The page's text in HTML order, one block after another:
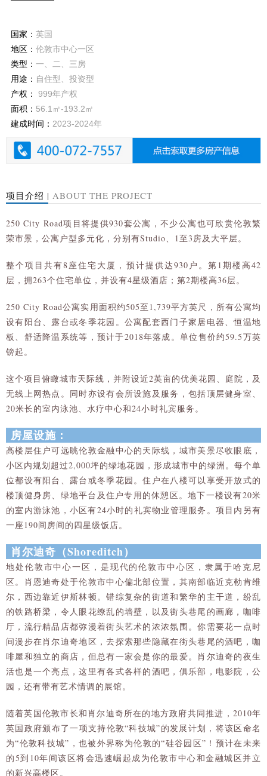
国家： 英国
地区： 伦敦市中心一区
类型： 一、二、三房
用途： 自住型、投资型
产权：
999年产权
面积： 56.1㎡-193.2㎡
建成时间： 2023-2024年
项目介绍 | ABOUT THE PROJECT
250 City Road项目将提供930套公寓，不少公寓也可欣赏伦敦繁
荣市景，公寓户型多元化，分别有Studio、1至3房及大平层。
整个项目共有8座住宅大厦，预计提供达930户。第1期楼高42
层，拥263个住宅单位，并设有4星级酒店；第2期楼高36层。
250 City Road公寓实用面积约505至1,739平方英尺，所有公寓均
设有阳台、露台或冬季花园。公寓配套西门子家居电器、恒温地
板、舒适降温系统等，预计于2018年落成。单位售价约59.5万英
镑起。
这个项目俯瞰城市天际线，并附设近2英亩的优美花园、庭院，及
无线上网热点。同时亦设有会所设施及服务，包括顶层健身室、
20米长的室内泳池、水疗中心和24小时礼宾服务。
房屋设施：
高楼层住户可远眺伦敦金融中心的天际线，城市美景尽收眼底，
小区内规划超过2,000坪的绿地花园，形成城市中的绿洲。每个单
位都设有阳台、露台或冬季花园。住户在八楼可以享受开放式的
楼顶健身房、绿地平台及住户专用的休憩区。地下一楼设有20米
的室内游泳池，小区有24小时的礼宾物业管理服务。项目内另有
一座190间房间的四星级饭店。
肖尔迪奇（Shoreditch）
地处伦敦市中心一区，是现代的伦敦市中心区，隶属于哈克尼
区。肖恩迪奇处于伦敦市中心偏北部位置，其南部临近克勒肯维
尔，西边靠近伊斯林顿。错综复杂的街道和繁华的主干道，纷乱
的铁路桥梁，令人眼花缭乱的墙壁，以及街头巷尾的画廊，咖啡
厅，流行精品店都弥漫着街头艺术的浓浓氛围。你需要花一点时
间漫步在肖尔迪奇地区，去探索那些隐藏在街头巷尾的酒吧，咖
啡屋和独立的商店，但总有一家会是你的最爱。肖尔迪奇的夜生
活也是一个亮点，这里有各式各样的酒吧，俱乐部，电影院，公
园，还有带有艺术情调的展馆。
随着英国伦敦市长和肖尔迪奇所在的地方政府共同推进，2010年
英国政府颁布了一项支持伦敦“科技城”的发展计划，将该区命名
为“伦敦科技城”，也被外界称为伦敦的“硅谷园区”！预计在未来
的5到10年间该区将会迅速崛起成为伦敦市中心和金融城区并立
的新兴高楼区。